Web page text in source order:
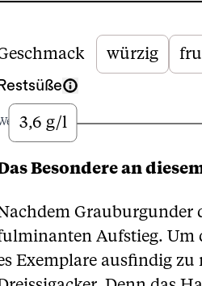
würzig
Restsüße
3,6 g/l
Besondere an
Grauburgunder
Aufstieg. Um
Exemplare ausfindig